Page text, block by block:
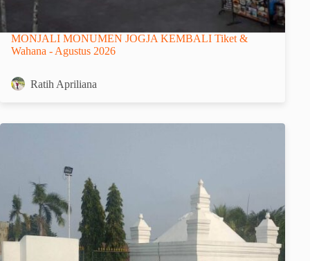
MONJALI MONUMEN JOGJA KEMBALI Tiket &
Wahana - Agustus 2026
Ratih Apriliana